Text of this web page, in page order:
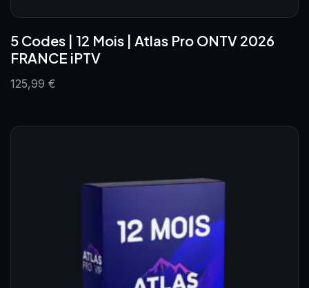
5 Codes | 12 Mois | Atlas Pro ONTV 2026
FRANCE iPTV
125,99 €